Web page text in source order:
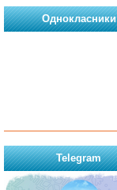
Однокласники
Telegram